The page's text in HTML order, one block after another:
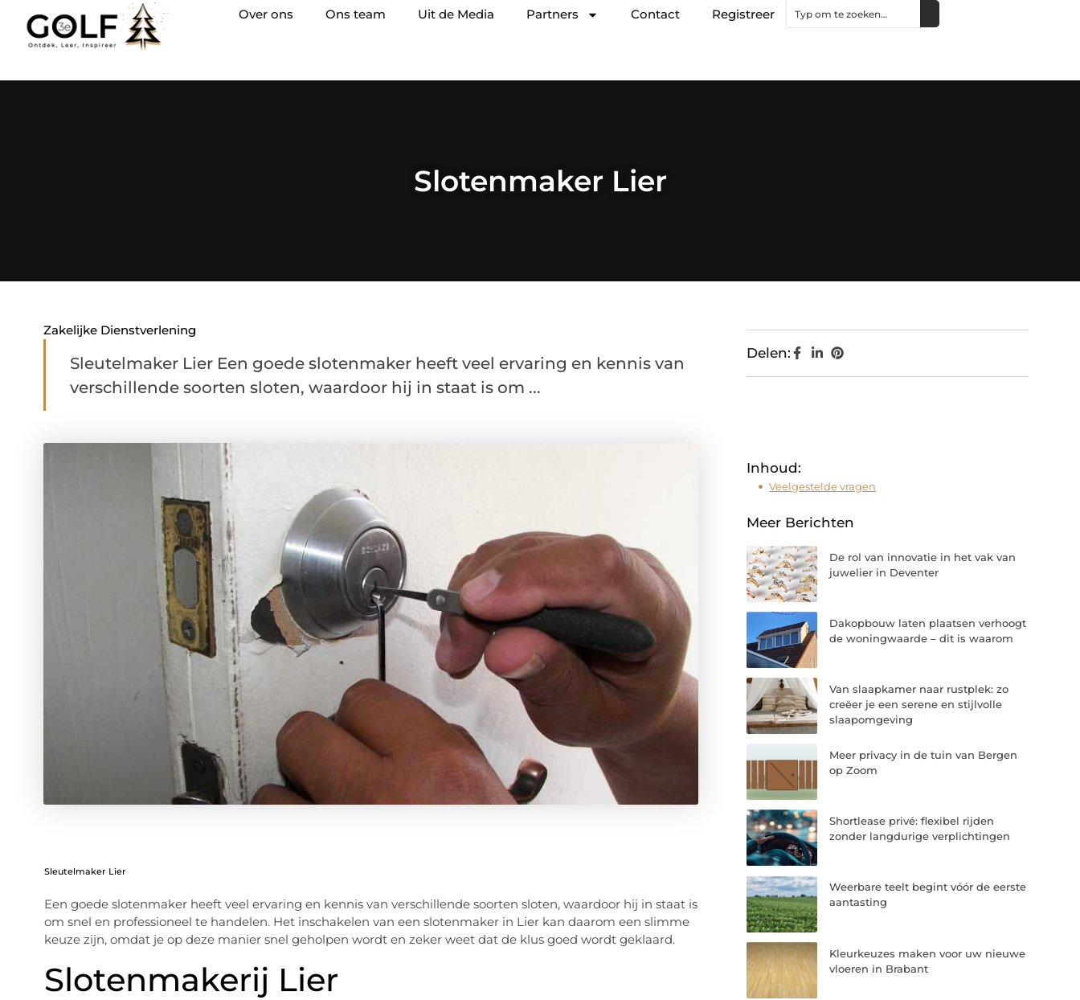
Over ons Ons team Uit de Media Partners Contact Registreer
Slotenmaker Lier
Zakelijke Dienstverlening
Sleutelmaker Lier Een goede slotenmaker heeft veel ervaring en kennis van
verschillende soorten sloten, waardoor hij in staat is om ...
Sleutelmaker Lier
Een goede slotenmaker heeft veel ervaring en kennis van verschillende soorten sloten, waardoor hij in staat is
om snel en professioneel te handelen. Het inschakelen van een slotenmaker in Lier kan daarom een slimme
keuze zijn, omdat je op deze manier snel geholpen wordt en zeker weet dat de klus goed wordt geklaard.
Slotenmakerij Lier
Delen:
Inhoud:
Veelgestelde vragen
Meer Berichten
De rol van innovatie in het vak van
juwelier in Deventer
Dakopbouw laten plaatsen verhoogt
de woningwaarde – dit is waarom
Van slaapkamer naar rustplek: zo
creëer je een serene en stijlvolle
slaapomgeving
Meer privacy in de tuin van Bergen
op Zoom
Shortlease privé: flexibel rijden
zonder langdurige verplichtingen
Weerbare teelt begint vóór de eerste
aantasting
Kleurkeuzes maken voor uw nieuwe
vloeren in Brabant